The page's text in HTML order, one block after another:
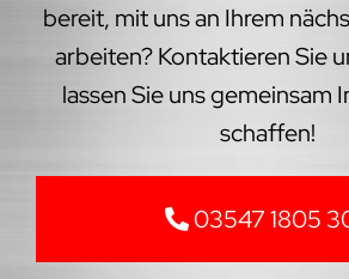
bereit, mit uns an Ihrem
arbeiten? Kontaktieren Sie
lassen Sie uns gemeinsam
schaffen!
03547 1805